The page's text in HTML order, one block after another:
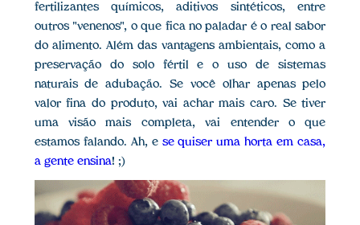
fertilizantes químicos, aditivos sintéticos, entre
outros "venenos", o que fica no paladar é o real sabor
do alimento. Além das vantagens ambientais, como a
preservação do solo fértil e o uso de sistemas
naturais de adubação. Se você olhar apenas pelo
valor fina do produto, vai achar mais caro. Se tiver
uma visão mais completa, vai entender o que
estamos falando. Ah, e se quiser uma horta em casa,
a gente ensina! ;)